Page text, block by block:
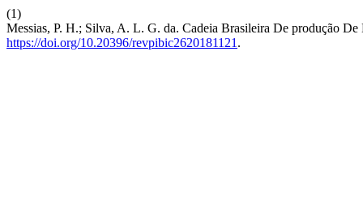
(1)
Messias, P. H.; Silva, A. L. G. da. Cadeia Brasileira De produção
https://doi.org/10.20396/revpibic2620181121 .